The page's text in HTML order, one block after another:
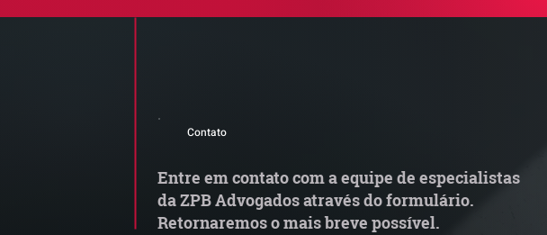
Alerta de Tentativa de
Contato
Entre em contato com a equipe de especialistas
da ZPB Advogados através do formulário.
Retornaremos o mais breve possível.